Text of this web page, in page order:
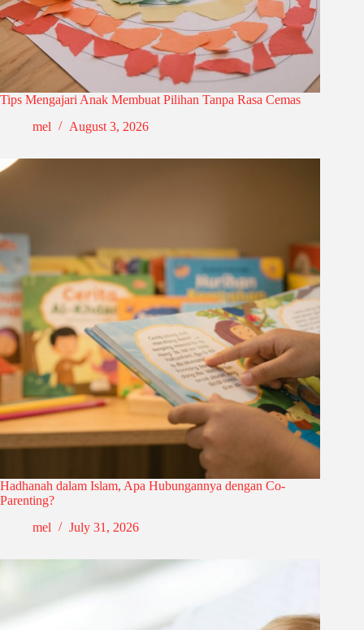
Tips Mengajari Anak Membuat Pilihan Tanpa Rasa Cemas
mel
August 3, 2026
Hadhanah dalam Islam, Apa Hubungannya dengan Co-
Parenting?
mel
July 31, 2026